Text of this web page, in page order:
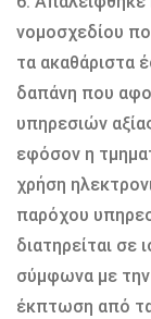
νομοσχεδίου
τα ακαθάριστα
δαπάνη που
υπηρεσιών
εφόσον η
χρήση
παρόχου
διατηρείται σε
σύμφωνα με την
έκπτωση από